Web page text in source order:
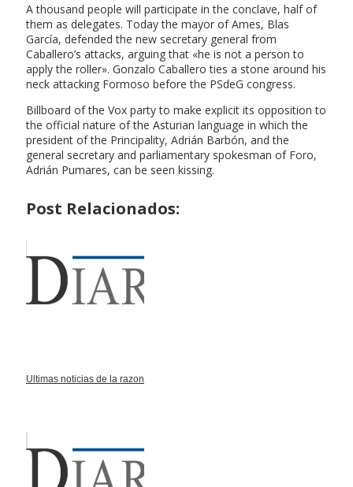
A thousand people will participate in the conclave, half of
them as delegates. Today the mayor of Ames, Blas
García, defended the new secretary general from
Caballero’s attacks, arguing that «he is not a person to
apply the roller». Gonzalo Caballero ties a stone around his
neck attacking Formoso before the PSdeG congress.
Billboard of the Vox party to make explicit its opposition to
the official nature of the Asturian language in which the
president of the Principality, Adrián Barbón, and the
general secretary and parliamentary spokesman of Foro,
Adrián Pumares, can be seen kissing.
Post Relacionados:
Ultimas noticias de la razon